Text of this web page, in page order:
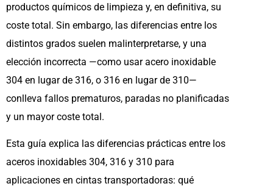
productos químicos de limpieza y, en definitiva, su
coste total. Sin embargo, las diferencias entre los
distintos grados suelen malinterpretarse, y una
elección incorrecta —como usar acero inoxidable
304 en lugar de 316, o 316 en lugar de 310—
conlleva fallos prematuros, paradas no planificadas
y un mayor coste total.
Esta guía explica las diferencias prácticas entre los
aceros inoxidables 304, 316 y 310 para
aplicaciones en cintas transportadoras: qué